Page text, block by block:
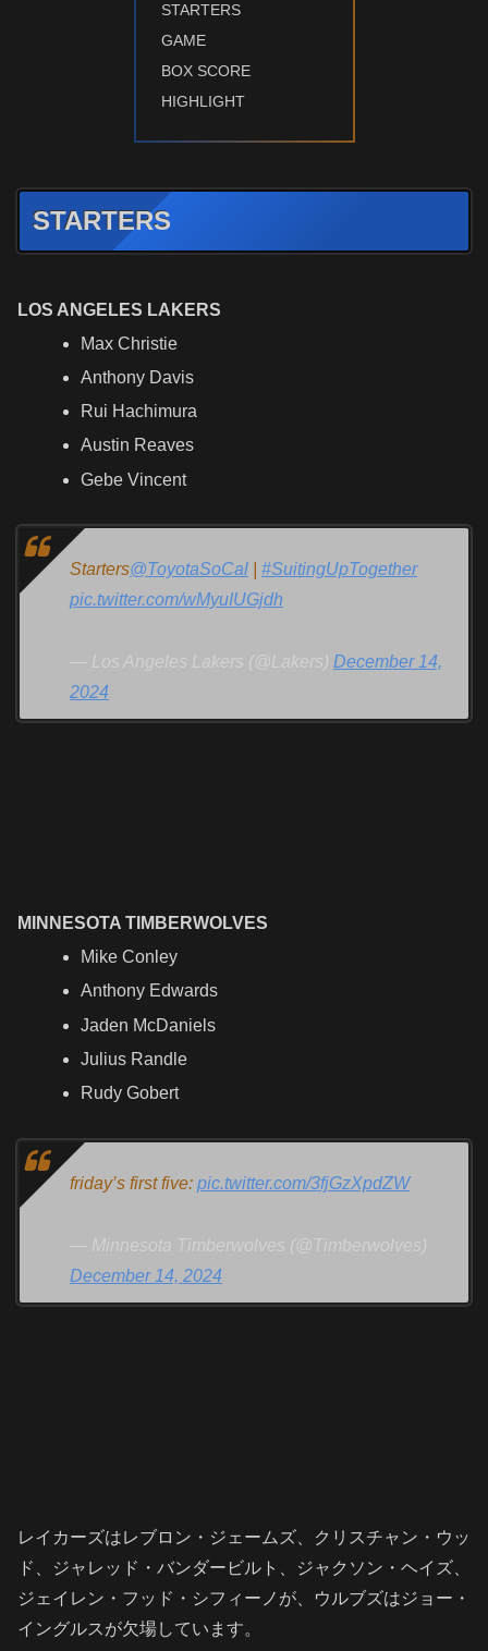
STARTERS
GAME
BOX SCORE
HIGHLIGHT
STARTERS
LOS ANGELES LAKERS
Max Christie
Anthony Davis
Rui Hachimura
Austin Reaves
Gebe Vincent
Starters@ToyotaSoCal
#SuitingUpTogether
pic.twitter.com/wMyuIUGjdh
— Los Angeles Lakers (@Lakers) December 14,
2024
MINNESOTA TIMBERWOLVES
Mike Conley
Anthony Edwards
Jaden McDaniels
Julius Randle
Rudy Gobert
friday’s first five: pic.twitter.com/3fjGzXpdZW
— Minnesota Timberwolves (@Timberwolves)
December 14, 2024
レイカーズはレブロン・ジェームズ、クリスチャン・ウッ
ド、ジャレッド・バンダービルト、ジャクソン・ヘイズ、
ジェイレン・フッド・シフィーノが、ウルブズはジョー・
イングルスが欠場しています。